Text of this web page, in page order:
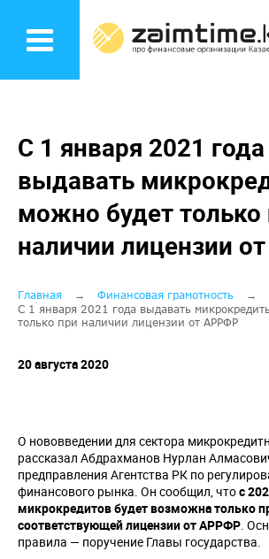
основному
С 1 января 2021 года
выдавать
можно будет только
наличии лицензии
Строка
навигации
Главная
Финансовая грамотность
С 1 января 2021 года выдавать
только при наличии лицензии от АРРФР
20 августа 2020
О нововведении для сектора
рассказал Абдрахманов Нурлан
предправления Агентства РК по
финансового рынка. Он сообщил, чтос
микрокредитов будет возможна только
соответствующей лицензии от АРРФР.
правила — поручение Главы государства.